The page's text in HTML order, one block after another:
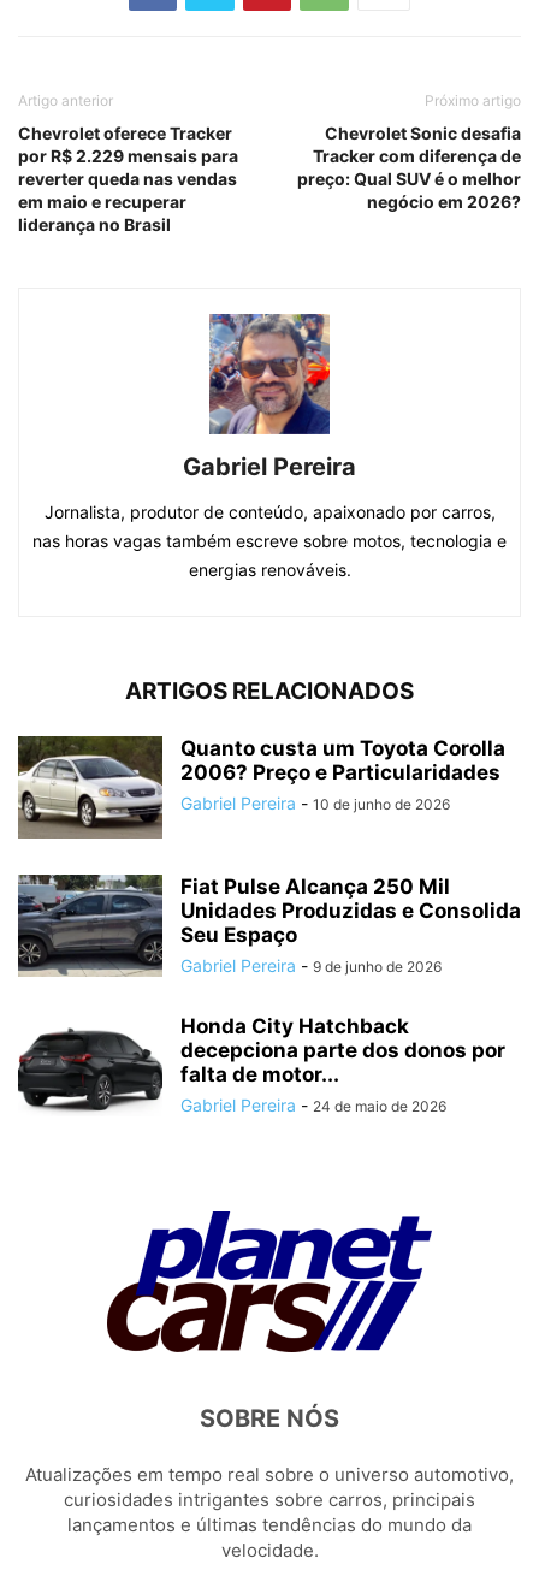
Artigo anterior
Chevrolet oferece Tracker
por R$ 2.229 mensais para
reverter queda nas vendas
em maio e recuperar
liderança no Brasil
Próximo artigo
Chevrolet Sonic desafia
Tracker com diferença de
preço: Qual SUV é o melhor
negócio em 2026?
Gabriel Pereira
Jornalista, produtor de conteúdo, apaixonado por carros,
nas horas vagas também escreve sobre motos, tecnologia e
energias renováveis.
ARTIGOS RELACIONADOS
Quanto custa um Toyota Corolla
2006? Preço e Particularidades
Gabriel Pereira - 10 de junho de 2026
Fiat Pulse Alcança 250 Mil
Unidades Produzidas e Consolida
Seu Espaço
Gabriel Pereira - 9 de junho de 2026
Honda City Hatchback
decepciona parte dos donos por
falta de motor...
Gabriel Pereira - 24 de maio de 2026
SOBRE NÓS
Atualizações em tempo real sobre o universo automotivo,
curiosidades intrigantes sobre carros, principais
lançamentos e últimas tendências do mundo da
velocidade.